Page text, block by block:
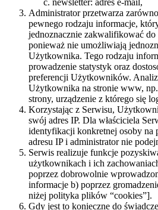
newsletter: adres e-mail,
Administrator przetwarza
pewnego rodzaju informacje,
jednoznacznie zakwalifikować
ponieważ nie umożliwiają
Użytkownika. Tego rodzaju
prowadzenie statystyk oraz
preferencji Użytkowników.
Użytkownika na stronie www,
strony, urządzenie z którego się
Korzystając z Serwisu,
swój adres IP. Dla właściciela
identyfikacji konkretnej osoby na
adresu IP i administrator nie
Serwis realizuje funkcje
użytkownikach i ich
poprzez dobrowolnie
informacje b) poprzez
niżej polityka plików “cookies”].
Gdy jest to konieczne do